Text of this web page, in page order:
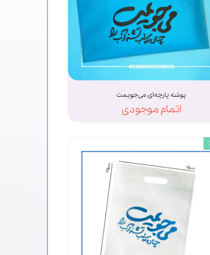
پوشه پارچه‌ای می‌جویمت
اتمام موجودی